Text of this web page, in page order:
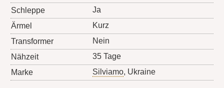
Schleppe
Ja
Ärmel
Kurz
Transformer
Nein
Nähzeit
35 Tage
Marke
Silviamo, Ukraine